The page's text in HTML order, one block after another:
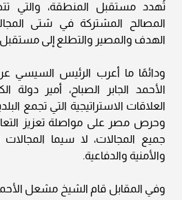
تُهدد مستقبل المنطقة، والتي
المصالح المشتركة في شتى
الهدف والمصير والتطلع إلى
ودائمًا ما أعرب الرئيس السيسي
الأحمد الجابر الصباح، أمير
العلاقات الاستراتيجية التي تجمع
وحرص مصر على مواصلة تعزيز
جميع المجالات، لا سيما المجالات
والأمنية والدفاعية.
وفي المقابل قام الشيخ مشعل